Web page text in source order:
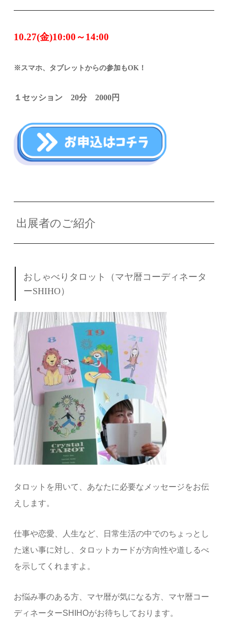
10.27(金)10:00～14:00
※スマホ、タブレットからの参加もOK！
１セッション 20分 2000円
出展者のご紹介
おしゃべりタロット（マヤ暦コーディネータ
ーSHIHO）
タロットを用いて、あなたに必要なメッセージをお伝
えします。
仕事や恋愛、人生など、日常生活の中でのちょっとし
た迷い事に対し、タロットカードが方向性や道しるべ
を示してくれますよ。
お悩み事のある方、マヤ暦が気になる方、マヤ暦コー
ディネーターSHIHOがお待ちしております。